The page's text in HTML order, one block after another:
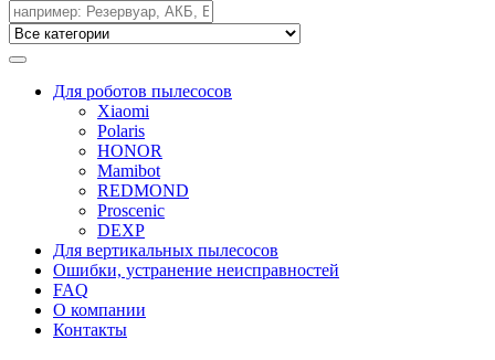
Для роботов пылесосов
Xiaomi
Polaris
HONOR
Mamibot
REDMOND
Proscenic
DEXP
Для вертикальных пылесосов
Ошибки, устранение неисправностей
FAQ
О компании
Контакты